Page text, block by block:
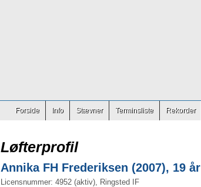
Forside Info Stævner Terminsliste Rekorder
Løfterprofil
Annika FH Frederiksen (2007), 19 år
Licensnummer: 4952 (aktiv), Ringsted IF